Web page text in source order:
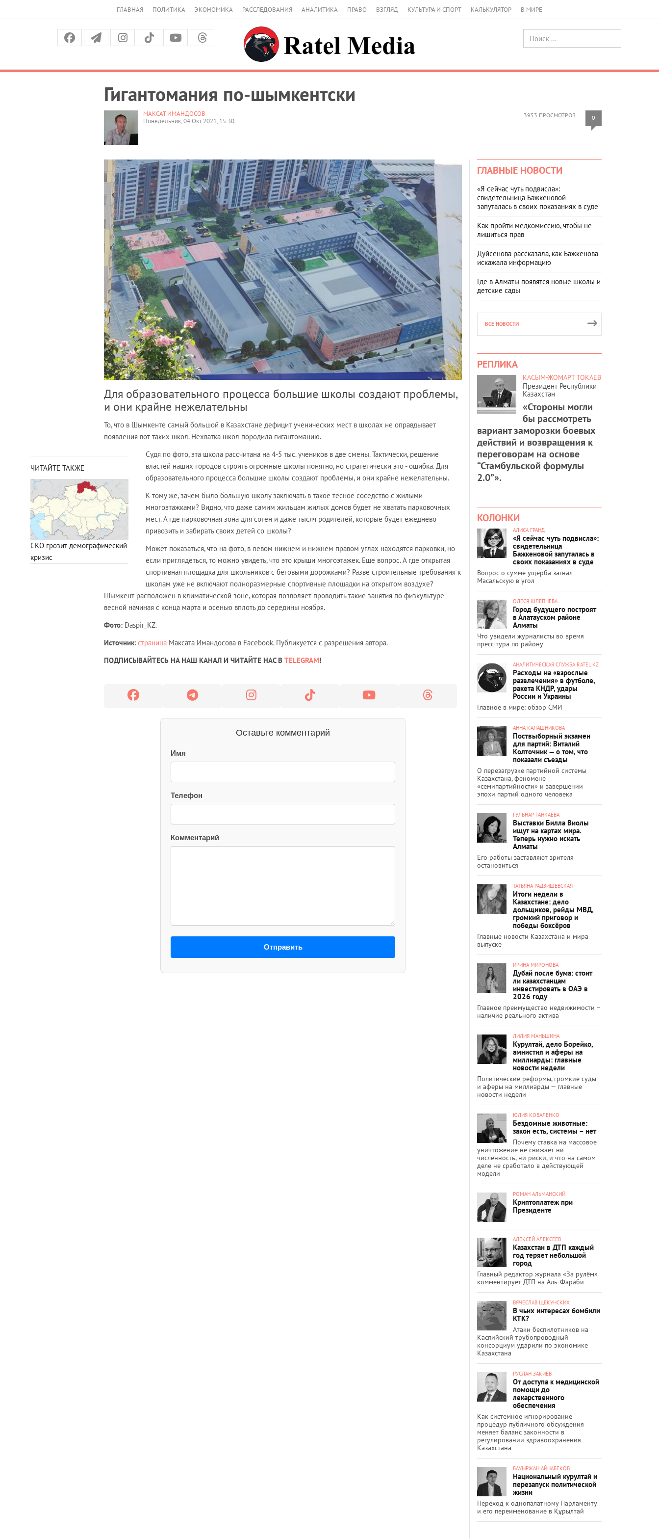
ГЛАВНАЯ ПОЛИТИКА ЭКОНОМИКА РАССЛЕДОВАНИЯ АНАЛИТИКА ПРАВО ВЗГЛЯД КУЛЬТУРА И СПОРТ КАЛЬКУЛЯТОР В МИРЕ
Гигантомания по-шымкентски
3953 ПРОСМОТРОВ 0
МАКСАТ ИМАНДОСОВ
Понедельник, 04 Окт 2021, 15:30
Для образовательного процесса большие школы создают проблемы,
и они крайне нежелательны
То, что в Шымкенте самый большой в Казахстане дефицит ученических мест в школах не оправдывает
появления вот таких школ. Нехватка школ породила гигантоманию.
ЧИТАЙТЕ ТАКЖЕ
СКО грозит демографический
кризис
Судя по фото, эта школа рассчитана на 4-5 тыс. учеников в две смены. Тактически, решение
властей наших городов строить огромные школы понятно, но стратегически это - ошибка. Для
образовательного процесса большие школы создают проблемы, и они крайне нежелательны.
К тому же, зачем было большую школу заключать в такое тесное соседство с жилыми
многоэтажками? Видно, что даже самим жильцам жилых домов будет не хватать парковочных
мест. А где парковочная зона для сотен и даже тысяч родителей, которые будет ежеднево
привозить и забирать своих детей со школы?
Может показаться, что на фото, в левом нижнем и нижнем правом углах находятся парковки, но
если приглядеться, то можно увидеть, что это крыши многоэтажек. Еще вопрос. А где открытая
спортивная площадка для школьников с беговыми дорожками? Разве строительные требования к
школам уже не включают полноразмерные спортивные площадки на открытом воздухе?
Шымкент расположен в климатической зоне, которая позволяет проводить такие занятия по физкультуре
весной начиная с конца марта и осенью вплоть до середины ноября.
Фото: Daspir_KZ.
Источник: страница Максата Имандосова в Facebook. Публикуется с разрешения автора.
ПОДПИСЫВАЙТЕСЬ НА НАШ КАНАЛ И ЧИТАЙТЕ НАС В TELEGRAM!
Оставьте комментарий
Имя
Телефон
Комментарий
Отправить
ГЛАВНЫЕ НОВОСТИ
«Я сейчас чуть подвисла»:
свидетельница Бажкеновой
запуталась в своих показаниях в суде
Как пройти медкомиссию, чтобы не
лишиться прав
Дуйсенова рассказала, как Бажкенова
искажала информацию
Где в Алматы появятся новые школы и
детские сады
ВСЕ НОВОСТИ
РЕПЛИКА
КАСЫМ-ЖОМАРТ ТОКАЕВ
Президент Республики
Казахстан
«Стороны могли
бы рассмотреть
вариант заморозки боевых
действий и возвращения к
переговорам на основе
“Стамбульской формулы
2.0”».
КОЛОНКИ
АЛИСА ГРАНД
«Я сейчас чуть подвисла»:
свидетельница
Бажкеновой запуталась в
своих показаниях в суде
Вопрос о сумме ущерба загнал
Масальскую в угол
ОЛЕСЯ ШЛЕПНЕВА
Город будущего построят
в Алатауском районе
Алматы
Что увидели журналисты во время
пресс-тура по району
АНАЛИТИЧЕСКАЯ СЛУЖБА RATEL.KZ
Расходы на «взрослые
развлечения» в футболе,
ракета КНДР, удары
России и Украины
Главное в мире: обзор СМИ
АННА КАЛАШНИКОВА
Поствыборный экзамен
для партий: Виталий
Колточник — о том, что
показали съезды
О перезагрузке партийной системы
Казахстана, феномене
«семипартийности» и завершении
эпохи партий одного человека
ГУЛЬНАР ТАНКАЕВА
Выставки Билла Виолы
ищут на картах мира.
Теперь нужно искать
Алматы
Его работы заставляют зрителя
остановиться
ТАТЬЯНА РАДЗИШЕВСКАЯ
Итоги недели в
Казахстане: дело
дольщиков, рейды МВД,
громкий приговор и
победы боксёров
Главные новости Казахстана и мира
выпуске
ИРИНА МИРОНОВА
Дубай после бума: стоит
ли казахстанцам
инвестировать в ОАЭ в
2026 году
Главное преимущество недвижимости –
наличие реального актива
ЛИЛИЯ МАНЬШИНА
Курултай, дело Борейко,
амнистия и аферы на
миллиарды: главные
новости недели
Политические реформы, громкие суды
и аферы на миллиарды — главные
новости недели
ЮЛИЯ КОВАЛЕНКО
Бездомные животные:
закон есть, системы – нет
Почему ставка на массовое
уничтожение не снижает ни
численность, ни риски, и что на самом
деле не сработало в действующей
модели
РОМАН АЛЬМАНСКИЙ
Криптоплатеж при
Президенте
АЛЕКСЕЙ АЛЕКСЕЕВ
Казахстан в ДТП каждый
год теряет небольшой
город
Главный редактор журнала «За рулём»
комментирует ДТП на Аль-Фараби
ВЯЧЕСЛАВ ЩЕКУНСКИХ
В чьих интересах бомбили
КТК?
Атаки беспилотников на
Каспийский трубопроводный
консорциум ударили по экономике
Казахстана
РУСЛАН ЗАКИЕВ
От доступа к медицинской
помощи до
лекарственного
обеспечения
Как системное игнорирование
процедур публичного обсуждения
меняет баланс законности в
регулировании здравоохранения
Казахстана
БАУЫРЖАН АЙНАБЕКОВ
Национальный курултай и
перезапуск политической
жизни
Переход к однопалатному Парламенту
и его переименование в Құрылтай